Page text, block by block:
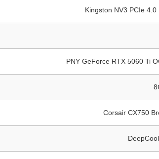
Kingston NV3 PCIe 4.0
PNY GeForce RTX 5060 Ti
Corsair CX750